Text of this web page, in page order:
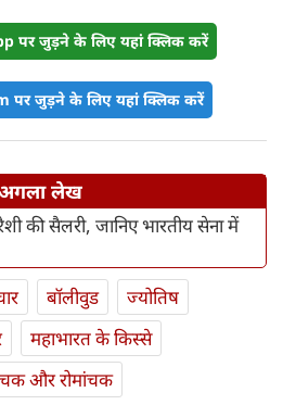
पर जुड़ने के लिए यहां क्लिक करें
पर जुड़ने के लिए यहां क्लिक करें
लेख
की सैलरी, जानिए भारतीय सेना में
बॉलीवुड
ज्योतिष
महाभारत के किस्से
और रोमांचक